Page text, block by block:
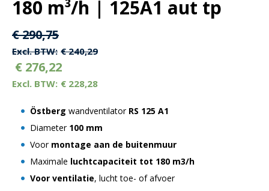
180 m³/h | 125A1 aut tp
Oorspronkelijke
prijs
was:
€ 290,75.
€290,75Huidige
prijs
is:
€ 290,75.
€240,29
€ 276,22
€ 228,28
Östberg wandventilator RS 125 A1
Diameter 100 mm
Voor montage aan de buitenmuur
Maximale luchtcapaciteit tot 180 m3/h
Voor ventilatie, lucht toe- of afvoer